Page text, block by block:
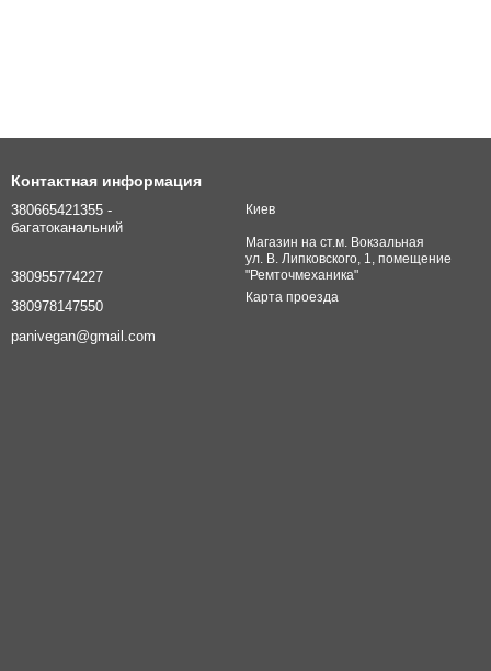
Контактная информация
380665421355 -
багатоканальний
380955774227
380978147550
panivegan@gmail.com
Киев
Магазин на ст.м. Вокзальная
ул. В. Липковского, 1, помещение
"Ремточмеханика"
Карта проезда